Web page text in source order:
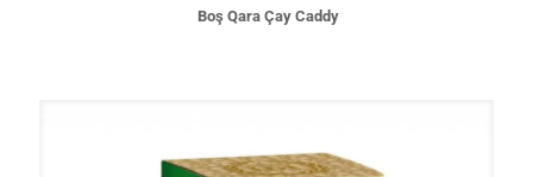
Boş Qara Çay Caddy